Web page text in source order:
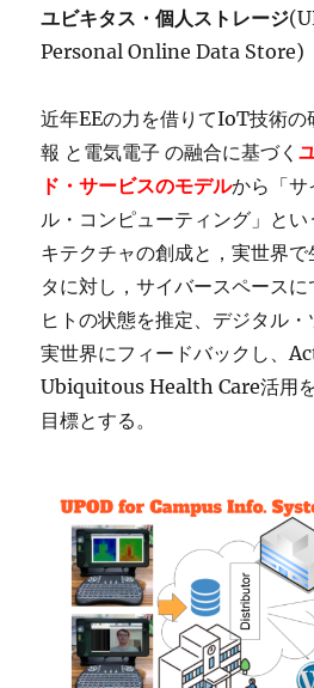
ユビキタス・個人ストレージ
Personal Online Data Store)
近年EEの力を借りてIoT技術の
報 と電気電子 の融合に基づく
ド・サービスのモデルから「サ
ル・コンピューティング」と
キテクチャの創成と，実世界
タに対し，サイバースペースに
ヒトの状態を推定、デジタル・
実世界にフィードバックし、
Ubiquitous Health Care活用
目標とする。